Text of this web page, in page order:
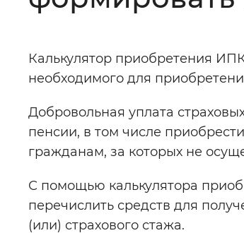
Изображения:
Звуковой ассистент:
Вернуть стандартные
Калькулятор приобретения
необходимого для
Добровольная уплата
пенсии, в том числе
гражданам, за которых не
С помощью калькулятора
перечислить средств для
(или) страхового стажа.